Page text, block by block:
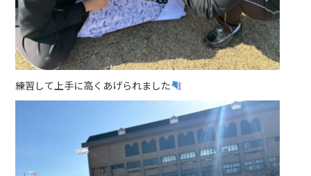
練習して上手に高くあげられました